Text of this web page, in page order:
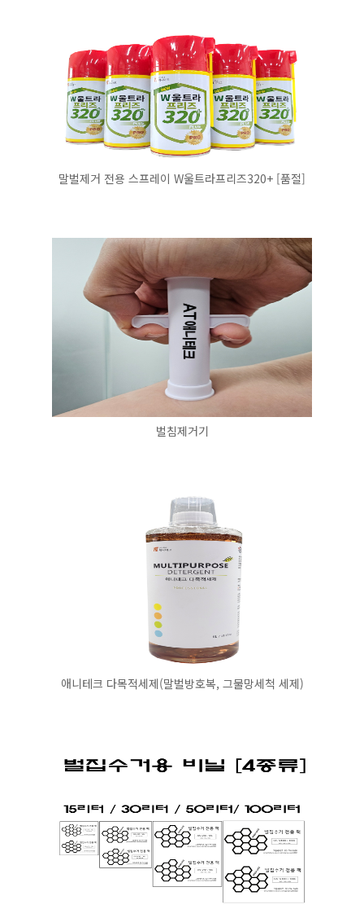
말벌제거 전용 스프레이 W울트라프리즈320+ [품절]
벌침제거기
애니테크 다목적세제(말벌방호복, 그물망세척 세제)